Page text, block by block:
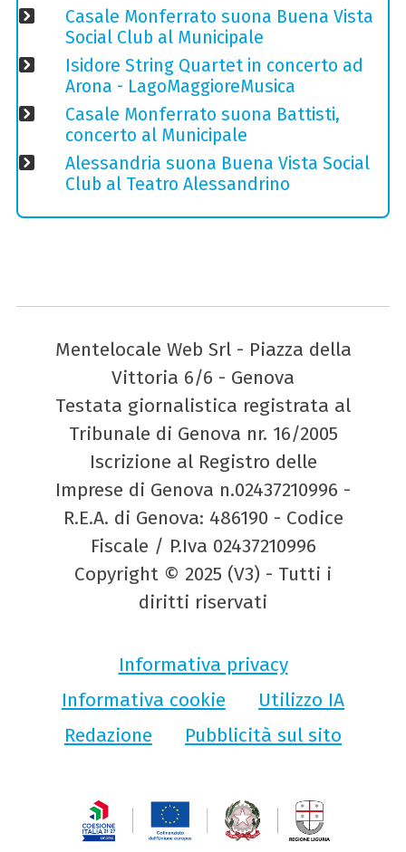
Casale Monferrato suona Buena Vista
Social Club al Municipale
Isidore String Quartet in concerto ad
Arona - LagoMaggioreMusica
Casale Monferrato suona Battisti,
concerto al Municipale
Alessandria suona Buena Vista Social
Club al Teatro Alessandrino
Mentelocale Web Srl - Piazza della
Vittoria 6/6 - Genova
Testata giornalistica registrata al
Tribunale di Genova nr. 16/2005
Iscrizione al Registro delle
Imprese di Genova n.02437210996 -
R.E.A. di Genova: 486190 - Codice
Fiscale / P.Iva 02437210996
Copyright © 2025 (V3) - Tutti i
diritti riservati
Informativa privacy
Informativa cookie
Utilizzo IA
Redazione
Pubblicità sul sito